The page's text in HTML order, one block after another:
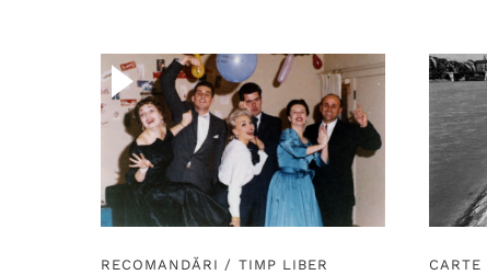
RECOMANDĂRI / TIMP LIBER CARTE